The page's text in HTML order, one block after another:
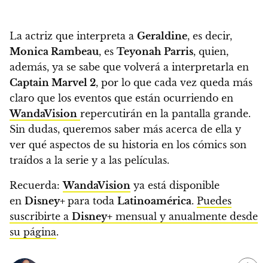
La actriz que interpreta a Geraldine, es decir,
Monica Rambeau, es Teyonah Parris, quien,
además, ya se sabe que volverá a interpretarla en
Captain Marvel 2, por lo que cada vez queda más
claro que los eventos que están ocurriendo en
WandaVision repercutirán en la pantalla grande.
Sin dudas, queremos saber más acerca de ella y
ver qué aspectos de su historia en los cómics son
traídos a la serie y a las películas.
Recuerda:WandaVision ya está disponible
en Disney+ para toda Latinoamérica. Puedes
suscribirte a Disney+ mensual y anualmente desde
su página.